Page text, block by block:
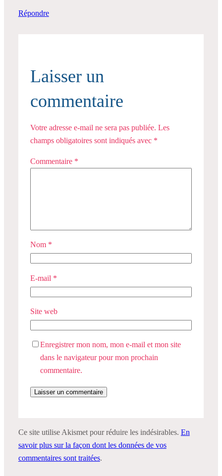
Répondre
Laisser un
commentaire
Votre adresse e-mail ne sera pas publiée. Les
champs obligatoires sont indiqués avec *
Commentaire *
Nom *
E-mail *
Site web
Enregistrer mon nom, mon e-mail et mon site
dans le navigateur pour mon prochain
commentaire.
Ce site utilise Akismet pour réduire les indésirables. En
savoir plus sur la façon dont les données de vos
commentaires sont traitées.